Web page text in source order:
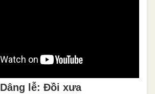
Dâng lễ: Đồi xưa